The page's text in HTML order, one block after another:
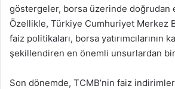
göstergeler, borsa üzerinde doğrudan
Özellikle, Türkiye Cumhuriyet Merkez
faiz politikaları, borsa yatırımcılarının
şekillendiren en önemli unsurlardan
Son dönemde, TCMB’nin faiz